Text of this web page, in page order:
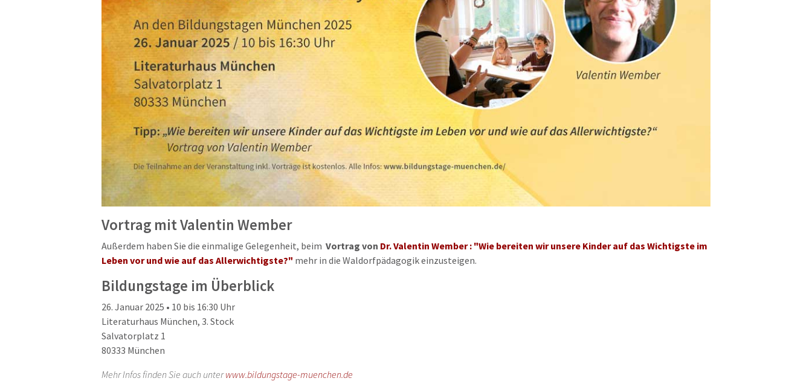
Vortrag mit Valentin Wember
Außerdem haben Sie die einmalige Gelegenheit, beim Vortrag von Dr. Valentin Wember : "Wie bereiten wir unsere Kinder auf das Wichtigste im
Leben vor und wie auf das Allerwichtigste?" mehr in die Waldorfpädagogik einzusteigen.
Bildungstage im Überblick
26. Januar 2025 • 10 bis 16:30 Uhr
Literaturhaus München, 3. Stock
Salvatorplatz 1
80333 München
Mehr Infos finden Sie auch unterwww.bildungstage-muenchen.de